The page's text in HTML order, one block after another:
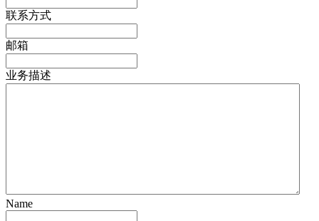
联系方式
邮箱
业务描述
Name